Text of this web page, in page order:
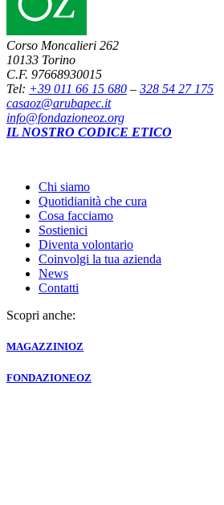
Corso Moncalieri 262
10133 Torino
C.F. 97668930015
Tel: +39 011 66 15 680 – 328 54 27 175
casaoz@arubapec.it
info@fondazioneoz.org
IL NOSTRO CODICE ETICO
Chi siamo
Quotidianità che cura
Cosa facciamo
Sostienici
Diventa volontario
Coinvolgi la tua azienda
News
Contatti
Scopri anche:
MAGAZZINIOZ
FONDAZIONEOZ